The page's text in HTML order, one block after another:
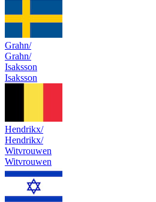
Grahn/
Grahn/
Isaksson
Isaksson
Hendrikx/
Hendrikx/
Witvrouwen
Witvrouwen